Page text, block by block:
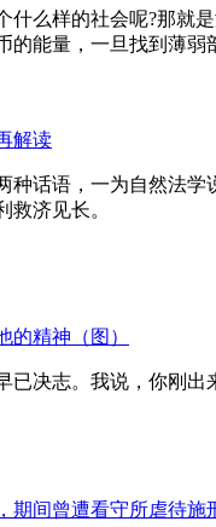
什么样的社会呢?那就
的能量，一旦找到薄弱
解读
种话语，一为自然法
救济见长。
的精神（图）
已决志。我说，你刚
期间曾遭看守所虐待施